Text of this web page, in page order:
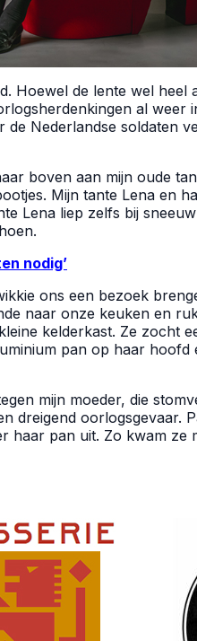
Hoewel de lente wel
al weer
Nederlandse soldaten
boven aan mijn oude
Mijn tante Lena en
Lena liep zelfs bij
nodig’
ons een bezoek
naar onze keuken en
kelderkast. Ze zocht
pan op haar hoofd
mijn moeder, die
dreigend oorlogsgevaar.
haar pan uit. Zo kwam ze